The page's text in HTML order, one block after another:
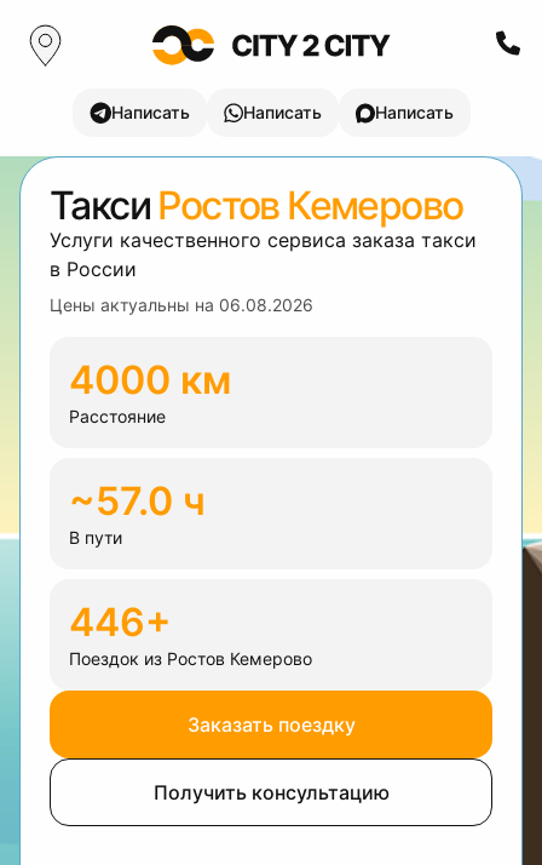
Написать Написать Написать
Такси Ростов Кемерово
Услуги качественного сервиса заказа такси
в России
Цены актуальны на 06.08.2026
4000 км
Расстояние
~57.0 ч
В пути
446+
Поездок из Ростов Кемерово
Заказать поездку
Получить консультацию